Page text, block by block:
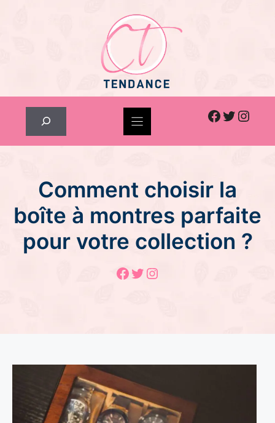
Facebook
Twitter
Comment choisir la
boîte à montres parfaite
pour votre collection ?
Facebook
Twitter
Instagram